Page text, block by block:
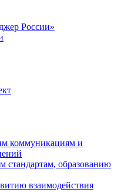
России»
коммуникациям и
стандартам, образованию
взаимодействия